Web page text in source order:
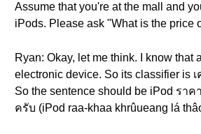
Assume that you're at the mall and
iPods. Please ask "What is the price
Ryan: Okay, let me think. I know that
electronic device. So its classifier is
So the sentence should be iPod ราค
ครับ (iPod raa-khaa khrûueang lá